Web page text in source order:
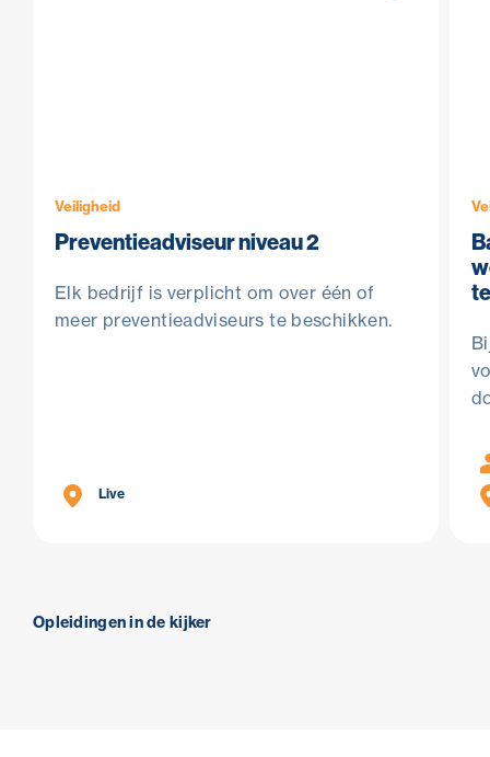
Veiligheid
Preventieadviseur niveau 2
Elk bedrijf is verplicht om over één of
meer preventieadviseurs te beschikken.
Live
Opleidingen in de kijker